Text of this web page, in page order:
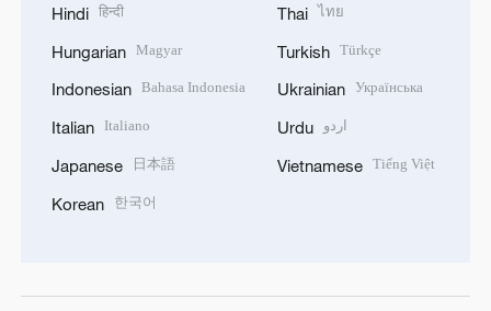
Hindi हिन्दी
Hungarian Magyar
Indonesian Bahasa Indonesia
Italian Italiano
Japanese 日本語
Korean 한국어
Thai ไทย
Turkish Türkçe
Ukrainian Українська
Urdu اردو
Vietnamese Tiếng Việt